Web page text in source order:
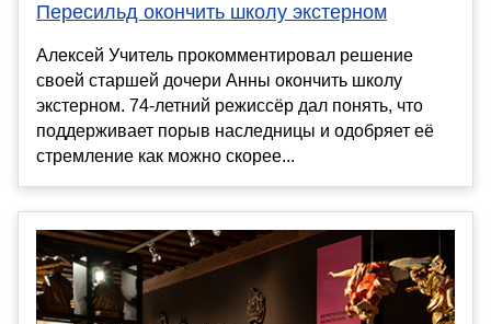
Пересильд окончить школу экстерном
Алексей Учитель прокомментировал решение
своей старшей дочери Анны окончить школу
экстерном. 74-летний режиссёр дал понять, что
поддерживает порыв наследницы и одобряет её
стремление как можно скорее...